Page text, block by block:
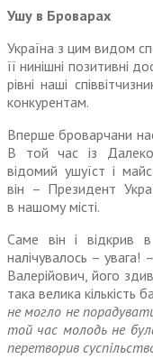
Ушу в Броварах
Україна з цим видом
її нинішні позитивні
рівні наші
конкурентам.
Вперше броварчани
В той час із
відомий ушуїст і
він – Президент
в нашому місті.
Саме він і відкрив
налічувалось – увага!
Валерійович, його
така велика кількість
не могло не
той час молодь не
перетворив